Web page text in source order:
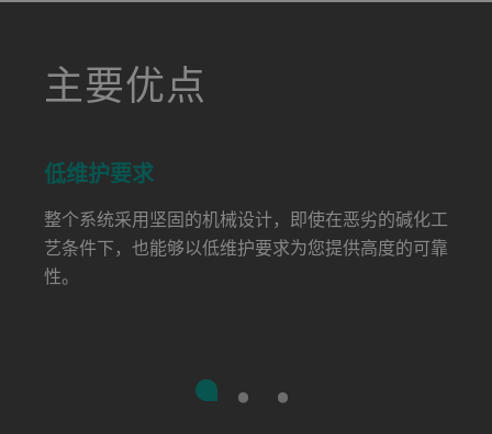
a decorative background image
主要优点
低维护要求
整个系统采用坚固的机械设计，即使在恶劣的碱化工
艺条件下，也能够以低维护要求为您提供高度的可靠
性。